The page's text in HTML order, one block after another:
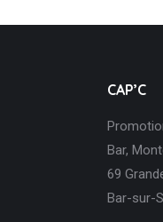
CAP’C
Bar,
69
Bar-sur-